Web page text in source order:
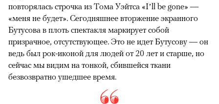
повторялась строчка из Тома Уэйтса «I’ll be gone» —
«меня не будет». Сегодняшнее вторжение экранного
Бутусова в плоть спектакля маркирует собой
призрачное, отсутствующее. Это не идет Бутусову — он
ведь был рок-иконой для людей от 20 лет и старше, но
сейчас мы видим на тонкой, сбившейся ткани
безвозвратно ушедшее время.